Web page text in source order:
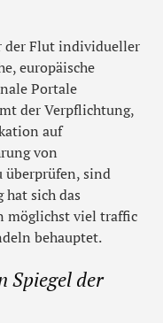
der Flut individueller
europäische
Portale
der Verpflichtung,
auf
von
überprüfen, sind
hat sich das
möglichst viel traffic
behauptet.
Spiegel der